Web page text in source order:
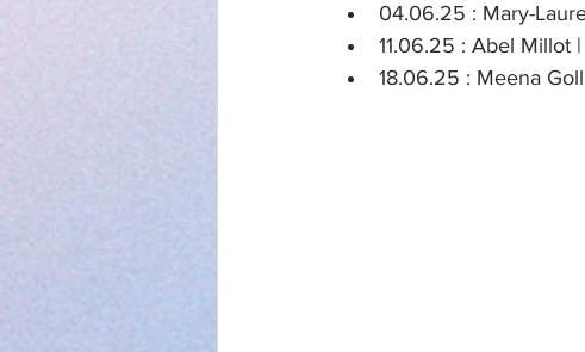
04.06.25 : Mary-
11.06.25 : Abel Millot
18.06.25 : Meena